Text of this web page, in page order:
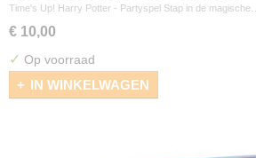
Time's Up! Harry Potter - Partyspel Stap in de magische…
€ 10,00
✓ Op voorraad
IN WINKELWAGEN